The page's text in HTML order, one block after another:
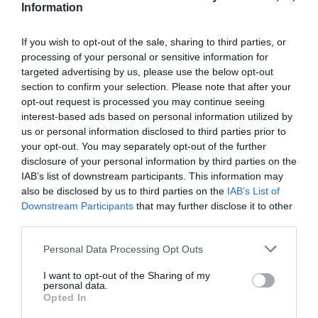
Information
If you wish to opt-out of the sale, sharing to third parties, or
processing of your personal or sensitive information for
targeted advertising by us, please use the below opt-out
section to confirm your selection. Please note that after your
opt-out request is processed you may continue seeing
interest-based ads based on personal information utilized by
us or personal information disclosed to third parties prior to
your opt-out. You may separately opt-out of the further
disclosure of your personal information by third parties on the
IAB’s list of downstream participants. This information may
also be disclosed by us to third parties on the IAB’s List of
Downstream Participants that may further disclose it to other
Personal Data Processing Opt Outs
I want to opt-out of the Sharing of my
personal data.
Opted In
ayuda a mantener la integridad del epitelio intestinal,
entrenamientos exigentes. La taurina, por su parte,
interviene en la función muscular y en la regulación del
sistema nervioso durante el esfuerzo, modulando
neurotransmisores como GABA implicados en el control
del estrés.
Modo de empleo:tomar 16,7 g al día diluidos en 200
ml de agua. Se recomienda tomar por la noche, durante
o después de la cena, para una máxima recuperación.
Formato polvo (sabor sandía).
Sport Drinkestá formulado para apoyar la hidratación y
el mantenimiento del rendimiento durante el ejercicio.
Su combinación de carbohidratos y electrolitos ayuda a